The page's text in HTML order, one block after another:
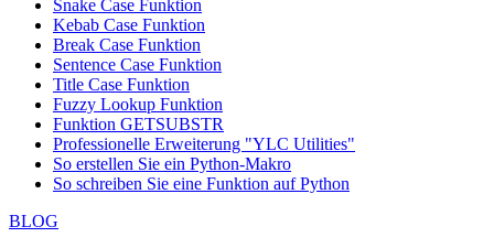
Snake Case Funktion
Kebab Case Funktion
Break Case Funktion
Sentence Case Funktion
Title Case Funktion
Fuzzy Lookup Funktion
Funktion GETSUBSTR
Professionelle Erweiterung "YLC Utilities"
So erstellen Sie ein Python-Makro
So schreiben Sie eine Funktion auf Python
BLOG